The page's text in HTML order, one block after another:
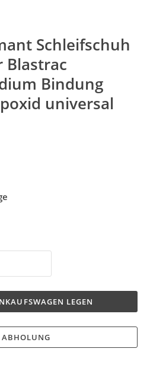
Schleifschuh
Blastrac
Bindung
universal
LEGEN
ABHOLUNG